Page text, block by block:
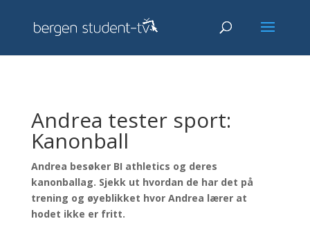
Andrea tester sport:
Kanonball
Andrea besøker BI athletics og deres
kanonballag. Sjekk ut hvordan de har det på
trening og øyeblikket hvor Andrea lærer at
hodet ikke er fritt.